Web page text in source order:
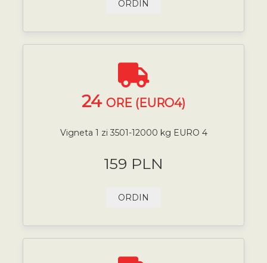
ORDIN
24 ORE (EURO4)
Vigneta 1 zi 3501-12000 kg EURO 4
159 PLN
ORDIN